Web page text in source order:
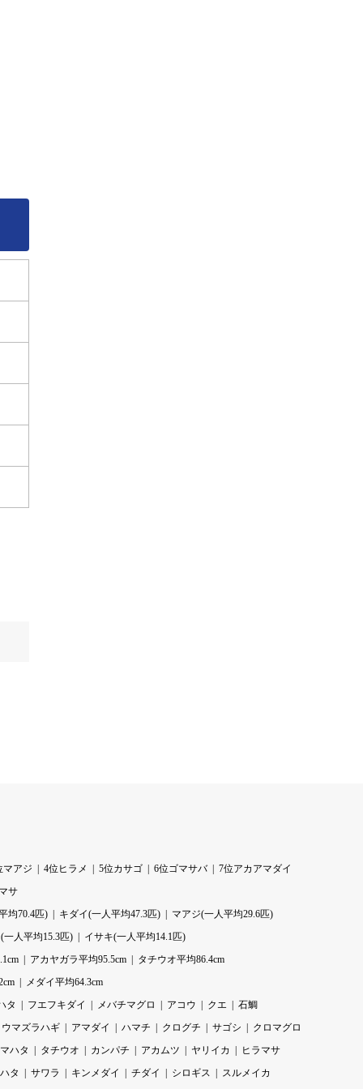
マアジ 4位ヒラメ 5位カサゴ 6位ゴマサバ
7位アカアマダイ
サ
均70.4匹)
キダイ(一人平均47.3匹)
マアジ(一人平均29.6匹)
一人平均15.3匹)
イサキ(一人平均14.1匹)
アカヤガラ平均95.5cm
タチウオ平均86.4cm
メダイ平均64.3cm
タ
フエフキダイ メバチマグロ アコウ クエ
石鯛
ウマズラハギ
アマダイ ハマチ クログチ サゴシ
クロマグロ
マハタ
タチウオ カンパチ アカムツ ヤリイカ
ヒラマサ
タ
サワラ キンメダイ チダイ シロギス スルメイカ